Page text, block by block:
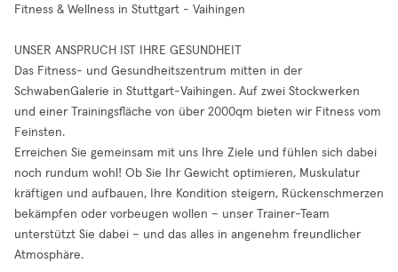
Fitness & Wellness in Stuttgart - Vaihingen
UNSER ANSPRUCH IST IHRE GESUNDHEIT
Das Fitness- und Gesundheitszentrum mitten in der
SchwabenGalerie in Stuttgart-Vaihingen. Auf zwei Stockwerken
und einer Trainingsfläche von über 2000qm bieten wir Fitness vom
Feinsten.
Erreichen Sie gemeinsam mit uns Ihre Ziele und fühlen sich dabei
noch rundum wohl! Ob Sie Ihr Gewicht optimieren, Muskulatur
kräftigen und aufbauen, Ihre Kondition steigern, Rückenschmerzen
bekämpfen oder vorbeugen wollen – unser Trainer-Team
unterstützt Sie dabei – und das alles in angenehm freundlicher
Atmosphäre.